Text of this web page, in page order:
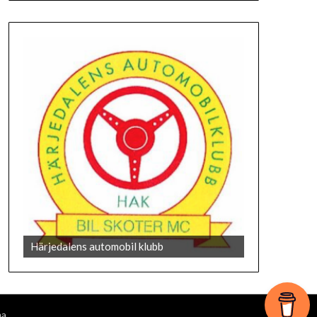
073-852 13 33
Härjedalens automobil klubb